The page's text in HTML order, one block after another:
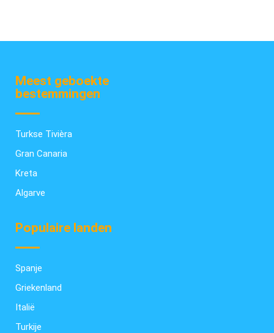
Meest geboekte
bestemmingen
Turkse Tivièra
Gran Canaria
Kreta
Algarve
Populaire landen
Spanje
Griekenland
Italië
Turkije